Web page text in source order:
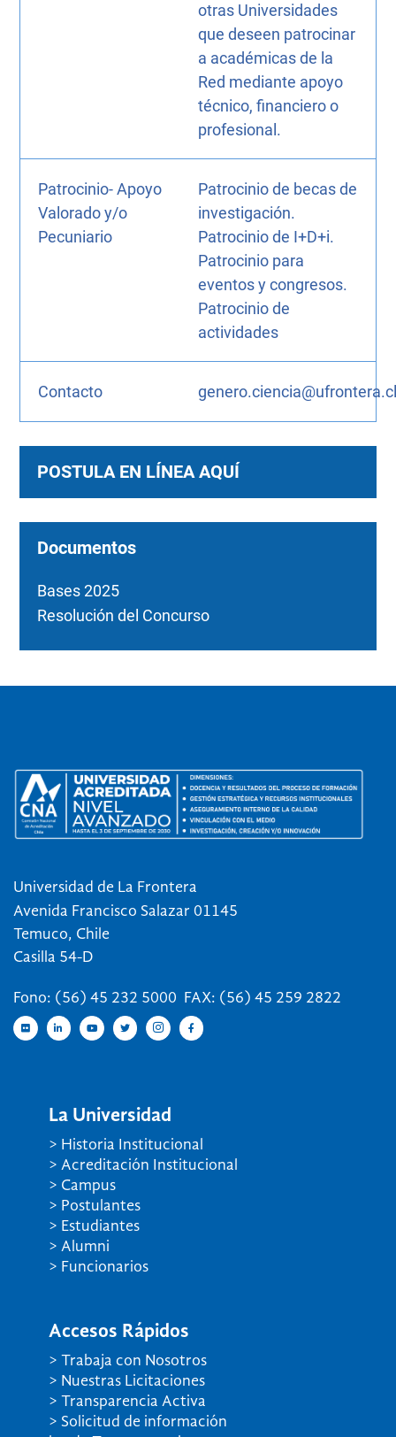
otras Universidades
que deseen patrocinar
a académicas de la
Red mediante apoyo
técnico, financiero o
profesional.
Patrocinio- Apoyo
Valorado y/o
Pecuniario
Patrocinio de becas de
investigación.
Patrocinio de I+D+i.
Patrocinio para
eventos y congresos.
Patrocinio de
actividades
Contacto genero.ciencia@ufrontera.cl
POSTULA EN LÍNEA AQUÍ
Documentos
Bases 2025
Resolución del Concurso
Universidad de La Frontera
Avenida Francisco Salazar 01145
Temuco, Chile
Casilla 54-D
Fono: (56) 45 232 5000 FAX: (56) 45 259 2822
La Universidad
> Historia Institucional
> Acreditación Institucional
> Campus
> Postulantes
> Estudiantes
> Alumni
> Funcionarios
Accesos Rápidos
> Trabaja con Nosotros
> Nuestras Licitaciones
> Transparencia Activa
> Solicitud de información